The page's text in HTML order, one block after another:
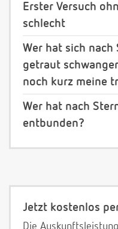
Erster Versuch
schlecht
Wer hat sich
getraut
noch kurz meine
Wer hat nach
entbunden?
Jetzt kostenlos